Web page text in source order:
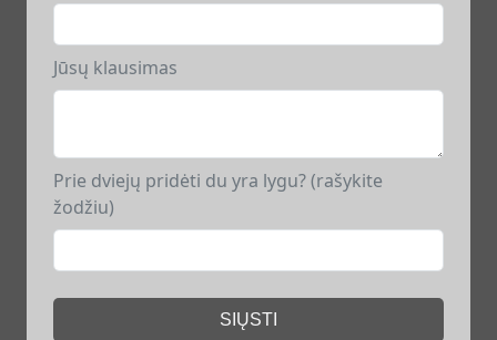
Jūsų klausimas
Prie dviejų pridėti du yra lygu? (rašykite
žodžiu)
SIŲSTI